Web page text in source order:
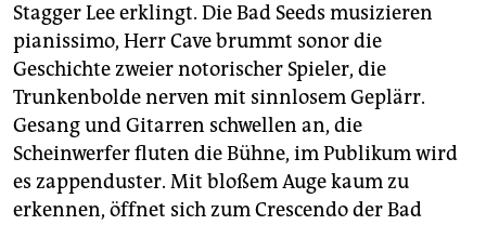
Stagger Lee erklingt. Die Bad Seeds musizieren
pianissimo, Herr Cave brummt sonor die
Geschichte zweier notorischer Spieler, die
Trunkenbolde nerven mit sinnlosem Geplärr.
Gesang und Gitarren schwellen an, die
Scheinwerfer fluten die Bühne, im Publikum wird
es zappenduster. Mit bloßem Auge kaum zu
erkennen, öffnet sich zum Crescendo der Bad